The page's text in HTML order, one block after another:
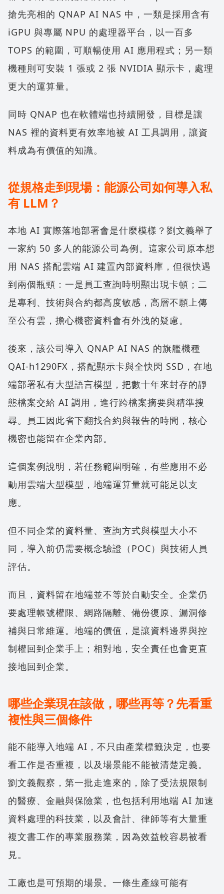
搶先亮相的 QNAP AI NAS 中，一類是採用含有
iGPU 與專屬 NPU 的處理器平台，以一百多
TOPS 的範圍，可順暢使用 AI 應用程式；另一類
機種則可安裝 1 張或 2 張 NVIDIA 顯示卡，處理
更大的運算量。
同時 QNAP 也在軟體端也持續開發，目標是讓
NAS 裡的資料更有效率地被 AI 工具調用，讓資
料成為有價值的知識。
從規格走到現場：能源公司如何導入私
有 LLM？
本地 AI 實際落地部署會是什麼模樣？劉文義舉了
一家約 50 多人的能源公司為例。這家公司原本想
用 NAS 搭配雲端 AI 建置內部資料庫，但很快遇
到兩個瓶頸：一是員工查詢時明顯出現卡頓；二
是專利、技術與合約都高度敏感，高層不願上傳
至公有雲，擔心機密資料會有外洩的疑慮。
後來，該公司導入 QNAP AI NAS 的旗艦機種
QAI-h1290FX，搭配顯示卡與全快閃 SSD，在地
端部署私有大型語言模型，把數十年來封存的靜
態檔案交給 AI 調用，進行跨檔案摘要與精準搜
尋。員工因此省下翻找合約與報告的時間，核心
機密也能留在企業內部。
這個案例說明，若任務範圍明確，有些應用不必
動用雲端大型模型，地端運算量就可能足以支
應。
但不同企業的資料量、查詢方式與模型大小不
同，導入前仍需要概念驗證（POC）與技術人員
評估。
而且，資料留在地端並不等於自動安全。企業仍
要處理帳號權限、網路隔離、備份復原、漏洞修
補與日常維運。地端的價值，是讓資料邊界與控
制權回到企業手上；相對地，安全責任也會更直
接地回到企業。
哪些企業現在該做，哪些再等？先看重
複性與三個條件
能不能導入地端 AI，不只由產業標籤決定，也要
看工作是否重複，以及場景能不能被清楚定義。
劉文義觀察，第一批走進來的，除了受法規限制
的醫療、金融與保險業，也包括利用地端 AI 加速
資料處理的科技業，以及會計、律師等有大量重
複文書工作的專業服務業，因為效益較容易被看
見。
工廠也是可預期的場景。一條生產線可能有